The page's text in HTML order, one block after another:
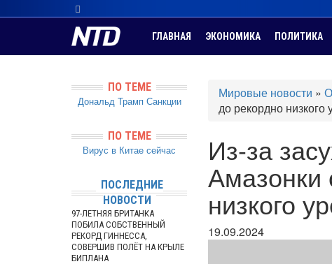
ГЛАВНАЯ ЭКОНОМИКА ПОЛИТИКА
Мировые новости »
до рекордно низкого
Из-за
Амазонки
низкого
19.09.2024
ПО ТЕМЕ
Дональд Трамп Санкции
ПО ТЕМЕ
Вирус в Китае сейчас
ПОСЛЕДНИЕ
НОВОСТИ
97-ЛЕТНЯЯ БРИТАНКА
ПОБИЛА СОБСТВЕННЫЙ
РЕКОРД ГИННЕССА,
СОВЕРШИВ ПОЛЁТ НА КРЫЛЕ
БИПЛАНА